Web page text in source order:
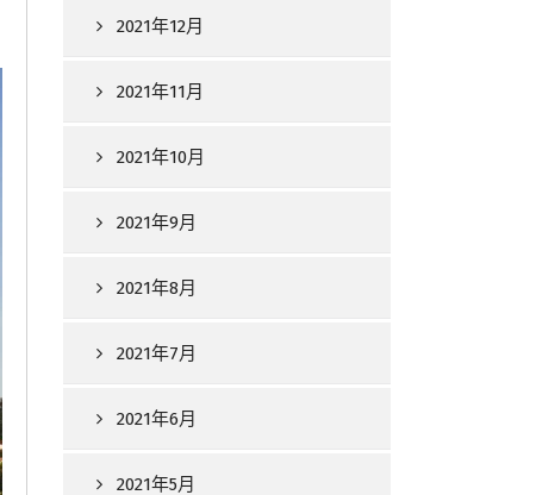
2021年12月
2021年11月
2021年10月
2021年9月
2021年8月
2021年7月
2021年6月
2021年5月